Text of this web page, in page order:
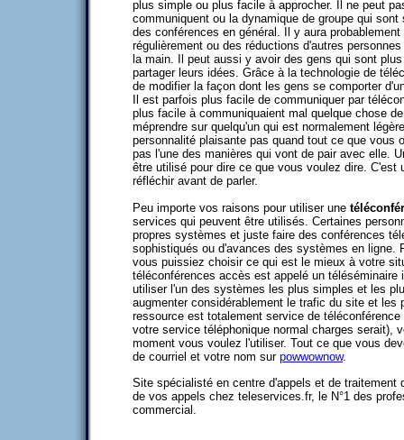
plus simple ou plus facile à approcher. Il ne peut
communiquent ou la dynamique de groupe qui
des conférences en général. Il y aura
régulièrement ou des réductions d'autres
la main. Il peut aussi y avoir des gens qui sont
partager leurs idées. Grâce à la technologie de
de modifier la façon dont les gens se comporter
Il est parfois plus facile de communiquer par
plus facile à communiquaient mal quelque chose
méprendre sur quelqu'un qui est normalement
personnalité plaisante pas quand tout ce que vous
pas l'une des manières qui vont de pair avec elle.
être utilisé pour dire ce que vous voulez dire. C'est
réfléchir avant de parler.
Peu importe vos raisons pour utiliser une
services qui peuvent être utilisés. Certaines
propres systèmes et juste faire des conférences
sophistiqués ou d'avances des systèmes en ligne.
vous puissiez choisir ce qui est le mieux à votre
téléconférences accès est appelé un téléséminaire
utiliser l'un des systèmes les plus simples et les
augmenter considérablement le trafic du site et les
ressource est totalement service de
votre service téléphonique normal charges serait),
moment vous voulez l'utiliser. Tout ce que vous
de courriel et votre nom sur powwownow.
Site spécialisté en centre d'appels et de traitement
de vos appels chez teleservices.fr, le N°1 des
commercial.